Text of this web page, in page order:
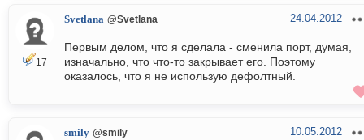
17
Svetlana @Svetlana 24.04.2012
Первым делом, что я сделала - сменила порт, думая,
изначально, что что-то закрывает его. Поэтому
оказалось, что я не использую дефолтный.
smily @smily 10.05.2012